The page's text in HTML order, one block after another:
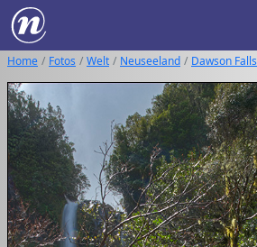
Home Fotos Welt Neuseeland Dawson Falls